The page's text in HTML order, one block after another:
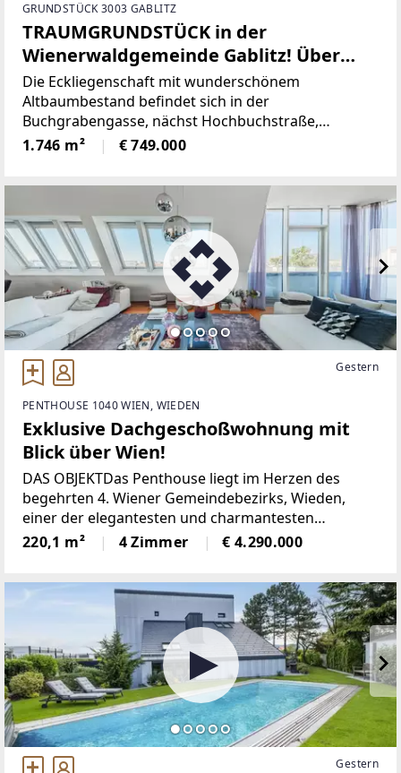
GRUNDSTÜCK 3003 GABLITZ
TRAUMGRUNDSTÜCK in der
Wienerwaldgemeinde Gablitz! Über
1.700 qm Eigengrund - Teilung in 2
Parzellen möglich
Die Eckliegenschaft mit wunderschönem
Altbaumbestand befindet sich in der
Buchgrabengasse, nächst Hochbuchstraße,
nur wenige Minuten vom Gablitzer Ortskern
entfernt. Mitte des 19. Jahrhunderts wurde Gablitz
1.746 m² € 749.000
Gestern
PENTHOUSE 1040 WIEN, WIEDEN
Exklusive Dachgeschoßwohnung mit
Blick über Wien!
DAS OBJEKTDas Penthouse liegt im Herzen des
begehrten 4. Wiener Gemeindebezirks, Wieden,
einer der elegantesten und charmantesten
Wohngegenden Wiens.Hier vereinen sich urbanes
Lebensgefühl, historische Bausubstanz und
220,1 m² 4 Zimmer € 4.290.000
Gestern